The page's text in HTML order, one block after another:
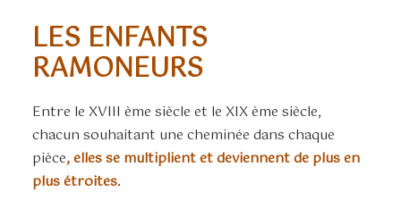
LES ENFANTS
RAMONEURS
Entre le XVIII ème siècle et le XIX ème siècle,
chacun souhaitant une cheminée dans chaque
pièce, elles se multiplient et deviennent de plus en
plus étroites.